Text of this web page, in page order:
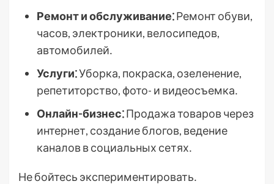
Ремонт и обслуживание⁚Ремонт обуви,
часов, электроники, велосипедов,
автомобилей․
Услуги⁚Уборка, покраска, озеленение,
репетиторство, фото- и видеосъемка․
Онлайн-бизнес⁚Продажа товаров через
интернет, создание блогов, ведение
каналов в социальных сетях․
Не бойтесь экспериментировать․